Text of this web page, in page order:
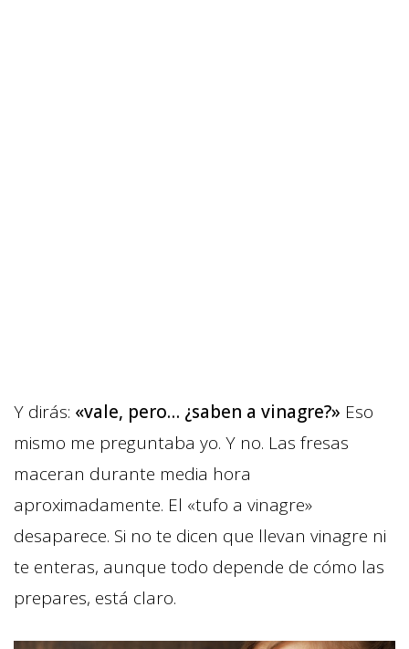
Y dirás: «vale, pero… ¿saben a vinagre?» Eso
mismo me preguntaba yo. Y no. Las fresas
maceran durante media hora
aproximadamente. El «tufo a vinagre»
desaparece. Si no te dicen que llevan vinagre ni
te enteras, aunque todo depende de cómo las
prepares, está claro.